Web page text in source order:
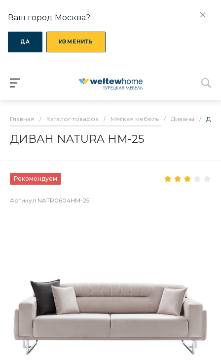
Ваш город Москва?
ДА ИЗМЕНИТЬ
Главная / Каталог товаров / Мягкая мебель / Диваны /
ДИВАН NATURA HM-25
Рекомендуем
Артикул NATR0604HM-25